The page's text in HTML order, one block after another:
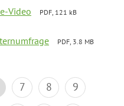
Video
PDF, 121 kB
PDF, 3.8 MB
7 8
9